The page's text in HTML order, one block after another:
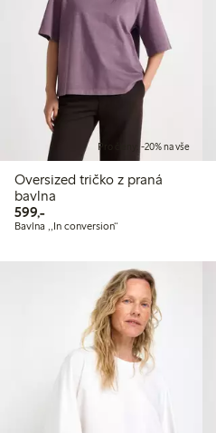
Pro členy: -20% na vše
Oversized tričko z praná
bavlna
599,-599,00 Kč
Bavlna ,,In conversion“